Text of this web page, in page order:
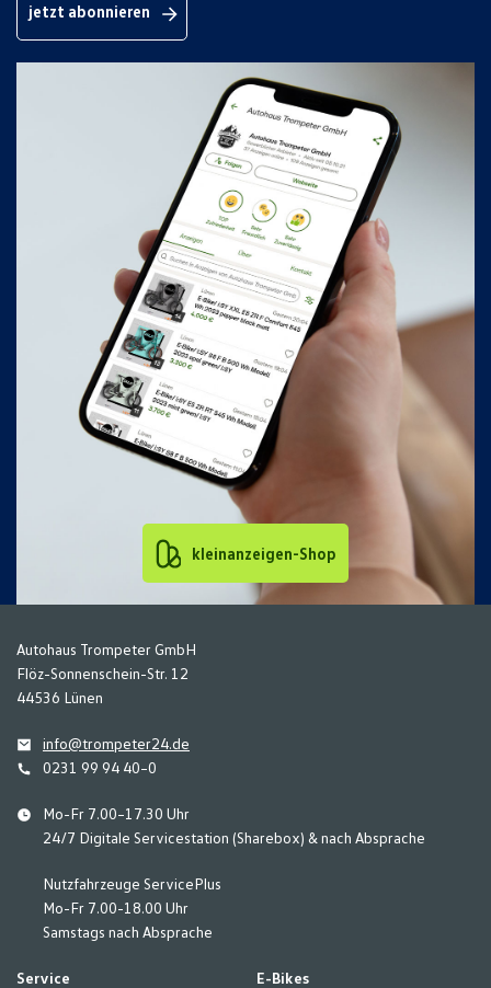
jetzt abonnieren
kleinanzeigen-Shop
Autohaus Trompeter GmbH
Flöz-Sonnenschein-Str. 12
44536 Lünen
info@trompeter24.de
0231 99 94 40–0
Mo-Fr 7.00–17.30 Uhr
24/7 Digitale Servicestation (Sharebox) & nach Absprache
Nutzfahrzeuge ServicePlus
Mo-Fr 7.00-18.00 Uhr
Samstags nach Absprache
Service E-Bikes